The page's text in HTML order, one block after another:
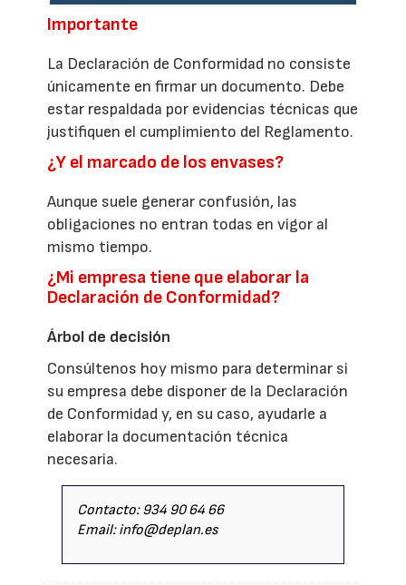
Importante
La Declaración de Conformidad no consiste
únicamente en firmar un documento. Debe
estar respaldada por evidencias técnicas que
justifiquen el cumplimiento del Reglamento.
¿Y el marcado de los envases?
Aunque suele generar confusión, las
obligaciones no entran todas en vigor al
mismo tiempo.
¿Mi empresa tiene que elaborar la
Declaración de Conformidad?
Árbol de decisión
Consúltenos hoy mismo para determinar si
su empresa debe disponer de la Declaración
de Conformidad y, en su caso, ayudarle a
elaborar la documentación técnica
necesaria.
Contacto: 934 90 64 66
Email: info@deplan.es